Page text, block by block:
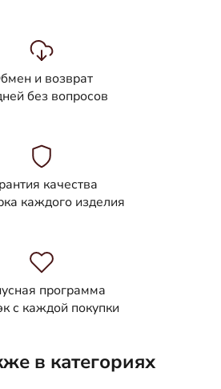
и возврат
без вопросов
качества
каждого изделия
программа
с каждой покупки
в категориях